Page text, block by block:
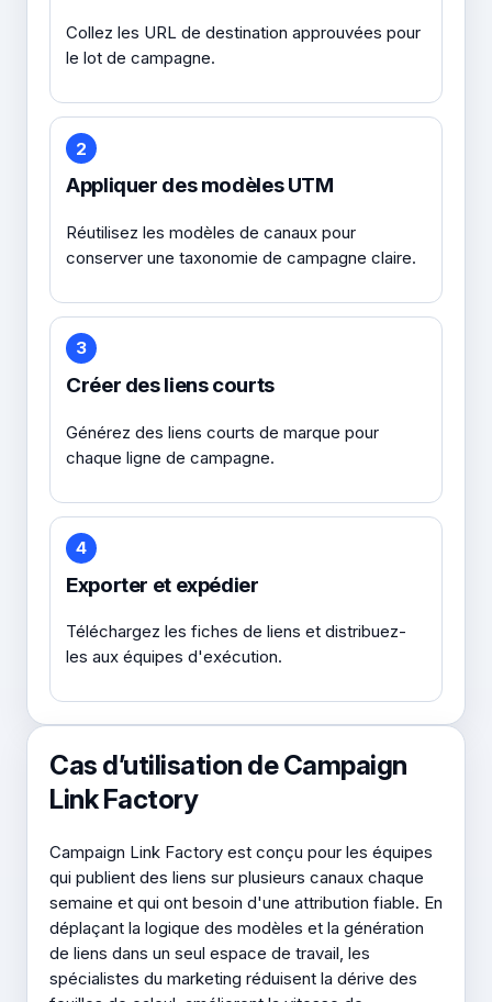
Collez les URL de destination approuvées pour
le lot de campagne.
2
Appliquer des modèles UTM
Réutilisez les modèles de canaux pour
conserver une taxonomie de campagne claire.
3
Créer des liens courts
Générez des liens courts de marque pour
chaque ligne de campagne.
4
Exporter et expédier
Téléchargez les fiches de liens et distribuez-
les aux équipes d'exécution.
Cas d’utilisation de Campaign
Link Factory
Campaign Link Factory est conçu pour les équipes
qui publient des liens sur plusieurs canaux chaque
semaine et qui ont besoin d'une attribution fiable. En
déplaçant la logique des modèles et la génération
de liens dans un seul espace de travail, les
spécialistes du marketing réduisent la dérive des